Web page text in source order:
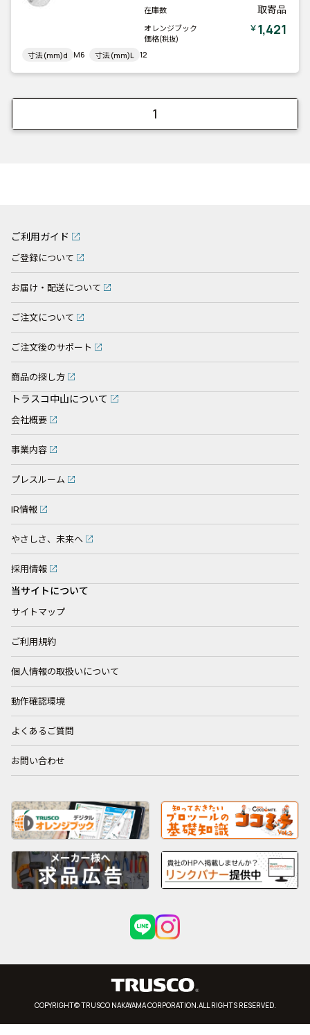
在庫数 取寄品
オレンジブック
価格(税抜)
￥1,421
寸法(mm)d M6 寸法(mm)L 12
1
ご利用ガイド
ご登録について
お届け・配送について
ご注文について
ご注文後のサポート
商品の探し方
トラスコ中山について
会社概要
事業内容
プレスルーム
IR情報
やさしさ、未来へ
採用情報
当サイトについて
サイトマップ
ご利用規約
個人情報の取扱いについて
動作確認環境
よくあるご質問
お問い合わせ
COPYRIGHT© TRUSCO NAKAYAMA CORPORATION.ALL RIGHTS RESERVED.